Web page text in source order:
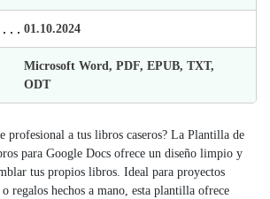
01.10.2024
Microsoft Word, PDF, EPUB, TXT,
ODT
profesional a tus libros caseros? La Plantilla de
para Google Docs ofrece un diseño limpio y
tus propios libros. Ideal para proyectos
regalos hechos a mano, esta plantilla ofrece